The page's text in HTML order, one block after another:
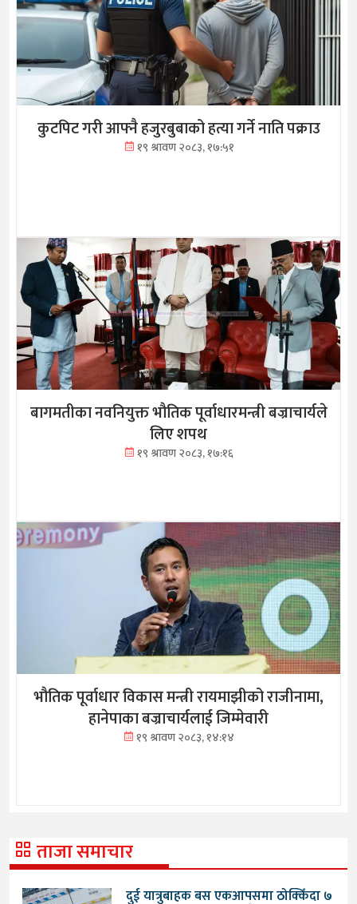
कुटपिट गरी आफ्नै हजुरबुबाको हत्या गर्ने नाति पक्राउ
१९ श्रावण २०८३, १७:५१
बागमतीका नवनियुक्त भौतिक पूर्वाधारमन्त्री बज्राचार्यले
लिए शपथ
१९ श्रावण २०८३, १७:१६
भौतिक पूर्वाधार विकास मन्त्री रायमाझीको राजीनामा,
हानेपाका बज्राचार्यलाई जिम्मेवारी
१९ श्रावण २०८३, १४:१४
ताजा समाचार
दुई यात्रुबाहक बस एकआपसमा ठोक्किँदा ७